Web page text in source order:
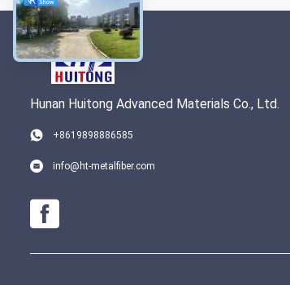
Hunan Huitong Advanced Materials Co., Ltd.
+8619898886585
info@ht-metalfiber.com